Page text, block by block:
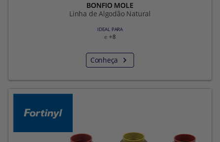
BONFIO MOLE
Linha de Algodão Natural
IDEAL PARA
e +8
Conheça